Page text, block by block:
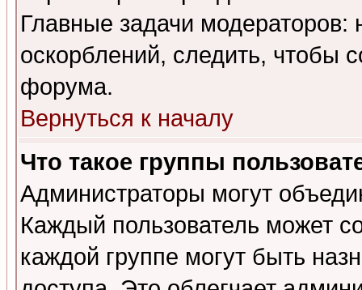
Главные задачи
оскорблений, следить, чтобы
форума.
Вернуться к началу
Что такое группы
Администраторы могут
Каждый пользователь может
каждой группе могут быть